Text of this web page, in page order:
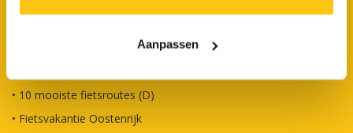
Aanpassen
• Fietsvakantie Nederland
• 10 mooiste fietsroutes (D)
• Fietsvakantie Oostenrijk